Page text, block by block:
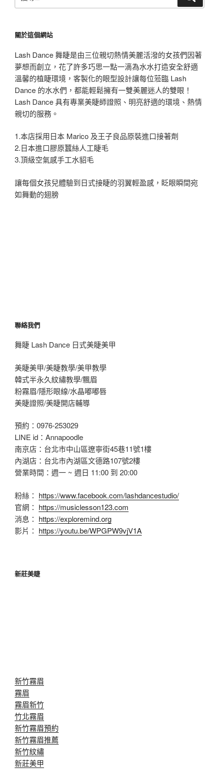
尋
字:
關於這個網站
Lash Dance 舞睫是由三位親切熱情美麗活潑的女孩們因著
夢想而創立，花了許多巧思一點一滴為水水打造安全舒適
溫馨的植睫環境，客製化的眼型設計讓每位蒞臨 Lash
Dance 的水水們，都能輕鬆擁有一雙美麗迷人的雙眼！
Lash Dance 具有專業美睫師證照、明亮舒適的環境、熱情
親切的服務。
1.本店採用日本 Marico 及王子良品原裝進口接著劑
2.日本進口膠原蠶絲人工睫毛
3.頂級空氣感手工水貂毛
讓每個女孩兒體驗到日式接睫的羽翼輕盈感，眨眼瞬間宛
如舞動的翅膀
聯絡我們
舞睫 Lash Dance 日式美睫美甲
美睫美甲/美睫教學/美甲教學
韓式半永久紋繡教學/飄眉
粉霧眉/隱形眼線/水晶嘟嘟唇
美睫證照/美睫開店輔導
預約：0976-253029
LINE id：Annapoodle
南京店：台北市中山區遼寧街45巷11號1樓
內湖店：台北市內湖區文德路107號2樓
營業時間：週一 ~ 週日 11:00 到 20:00
粉絲： https://www.facebook.com/lashdancestudio/
官網： https://musiclesson123.com
消息： https://exploremind.org
影片： https://youtu.be/WPGPW9vjV1A
新莊美睫
新竹霧眉
霧眉
霧眉新竹
竹北霧眉
新竹霧眉預約
新竹霧眉推薦
新竹紋繡
新莊美甲